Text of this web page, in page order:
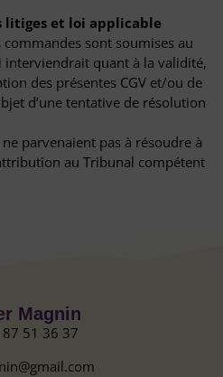
litiges et loi applicable
commandes sont soumises au
quant à la validité,
des présentes CGV et/ou de
d’une tentative de résolution
parvenaient pas à résoudre à
au Tribunal compétent
Magnin
51 36 37